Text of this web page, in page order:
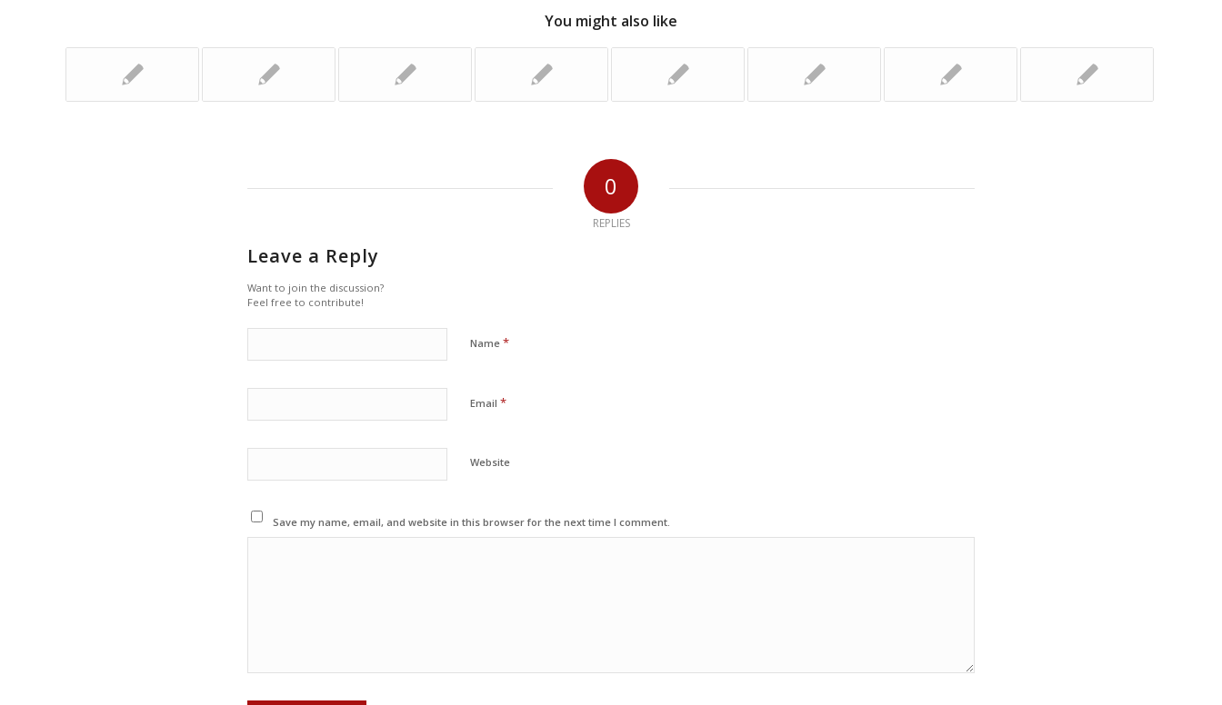
You might also like
0
REPLIES
Leave a Reply
Want to join the discussion?
Feel free to contribute!
Name *
Email *
Website
Save my name, email, and website in this browser for the next time I comment.